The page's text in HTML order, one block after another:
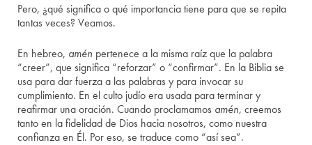
Pero, ¿qué significa o qué importancia tiene para que se repita
tantas veces? Veamos.
En hebreo, amén pertenece a la misma raíz que la palabra
“creer”, que significa “reforzar” o “confirmar”. En la Biblia se
usa para dar fuerza a las palabras y para invocar su
cumplimiento. En el culto judío era usada para terminar y
reafirmar una oración. Cuando proclamamos amén, creemos
tanto en la fidelidad de Dios hacia nosotros, como nuestra
confianza en Él. Por eso, se traduce como “así sea”.